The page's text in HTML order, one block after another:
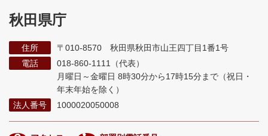
秋田県庁
住所
〒010-8570 秋田県秋田市山王四丁目1番1号
電話
018-860-1111（代表）
月曜日～金曜日 8時30分から17時15分まで （祝日・
年末年始を除く）
法人番号
1000020050008